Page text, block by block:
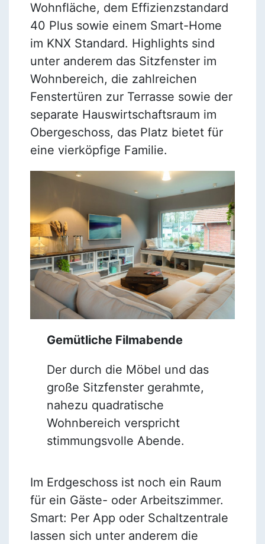
Wohnfläche, dem Effizienzstandard
40 Plus sowie einem Smart-Home
im KNX Standard. Highlights sind
unter anderem das Sitzfenster im
Wohnbereich, die zahlreichen
Fenstertüren zur Terrasse sowie der
separate Hauswirtschaftsraum im
Obergeschoss, das Platz bietet für
eine vierköpfige Familie.
Gemütliche Filmabende
Der durch die Möbel und das
große Sitzfenster gerahmte,
nahezu quadratische
Wohnbereich verspricht
stimmungsvolle Abende.
Im Erdgeschoss ist noch ein Raum
für ein Gäste- oder Arbeitszimmer.
Smart: Per App oder Schaltzentrale
lassen sich unter anderem die